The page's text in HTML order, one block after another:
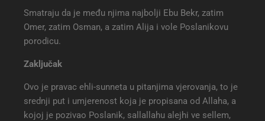
Smatraju da je među njima najbolji Ebu Bekr, zatim
Omer, zatim Osman, a zatim Alija i vole Poslanikovu
porodicu.
Zaključak
Ovo je pravac ehli-sunneta u pitanjima vjerovanja, to je
srednji put i umjerenost koja je propisana od Allaha, a
kojoj je pozivao Poslanik, sallallahu alejhi ve sellem,